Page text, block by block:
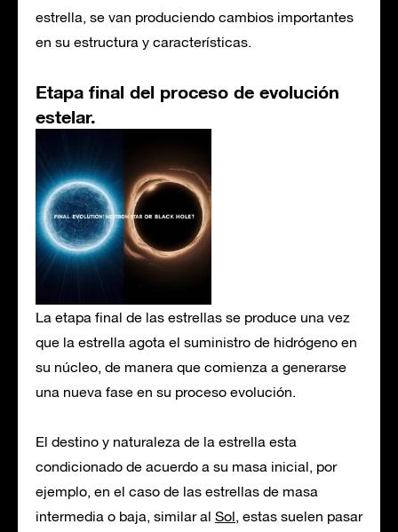
estrella, se van produciendo cambios importantes
en su estructura y características.
Etapa final del proceso de evolución
estelar.
La etapa final de las estrellas se produce una vez
que la estrella agota el suministro de hidrógeno en
su núcleo, de manera que comienza a generarse
una nueva fase en su proceso evolución.
El destino y naturaleza de la estrella esta
condicionado de acuerdo a su masa inicial, por
ejemplo, en el caso de las estrellas de masa
intermedia o baja, similar al Sol, estas suelen pasar